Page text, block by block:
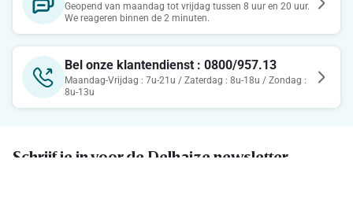
Geopend van maandag tot vrijdag tussen 8 uur en 20 uur.
We reageren binnen de 2 minuten.
Bel onze klantendienst : 0800/957.13
Maandag-Vrijdag : 7u-21u / Zaterdag : 8u-18u / Zondag :
8u-13u
Schrijf je in voor de Delhaize newsletter